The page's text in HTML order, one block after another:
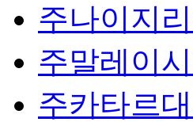
주나이지
주말레이
주카타르